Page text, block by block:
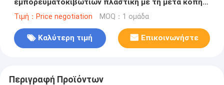
εμπορευματοκιβωτίων πλαστική με τη μετα κοπή
περιστροφής λαιμών ψύξης
Τιμή：Price negotiation MOQ：1 ομάδα
Καλύτερη τιμή Επικοινωνήστε
Περιγραφή Προϊόντων